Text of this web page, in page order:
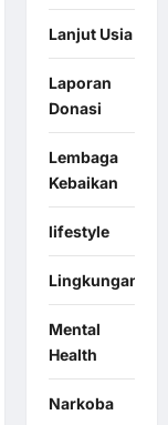
Lanjut Usia
Laporan
Donasi
Lembaga
Kebaikan
lifestyle
Lingkungan
Mental
Health
Narkoba